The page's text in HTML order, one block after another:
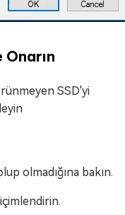
Onarın
SSD'yi
olmadığına bakın.